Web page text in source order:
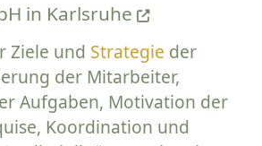
in Karlsruhe
Ziele und Strategie der
der Mitarbeiter,
Aufgaben, Motivation der
Koordination und